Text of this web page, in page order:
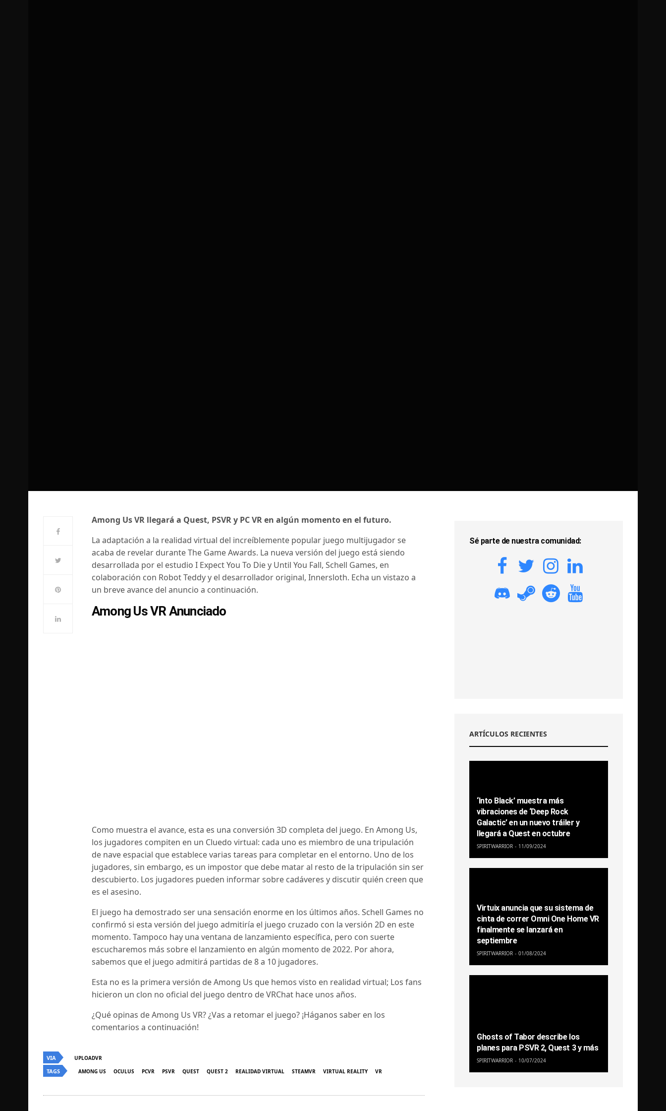
Among Us VR llegará a Quest, PSVR y PC VR en algún momento en el futuro.
La adaptación a la realidad virtual del increíblemente popular juego multijugador se
acaba de revelar durante The Game Awards. La nueva versión del juego está siendo
desarrollada por el estudio I Expect You To Die y Until You Fall, Schell Games, en
colaboración con Robot Teddy y el desarrollador original, Innersloth. Echa un vistazo a
un breve avance del anuncio a continuación.
Among Us VR Anunciado
Como muestra el avance, esta es una conversión 3D completa del juego. En Among Us,
los jugadores compiten en un Cluedo virtual: cada uno es miembro de una tripulación
de nave espacial que establece varias tareas para completar en el entorno. Uno de los
jugadores, sin embargo, es un impostor que debe matar al resto de la tripulación sin ser
descubierto. Los jugadores pueden informar sobre cadáveres y discutir quién creen que
es el asesino.
El juego ha demostrado ser una sensación enorme en los últimos años. Schell Games no
confirmó si esta versión del juego admitiría el juego cruzado con la versión 2D en este
momento. Tampoco hay una ventana de lanzamiento específica, pero con suerte
escucharemos más sobre el lanzamiento en algún momento de 2022. Por ahora,
sabemos que el juego admitirá partidas de 8 a 10 jugadores.
Esta no es la primera versión de Among Us que hemos visto en realidad virtual; Los fans
hicieron un clon no oficial del juego dentro de VRChat hace unos años.
¿Qué opinas de Among Us VR? ¿Vas a retomar el juego? ¡Háganos saber en los
comentarios a continuación!
VIA UPLOADVR
TAGS AMONG US OCULUS PCVR PSVR QUEST QUEST 2 REALIDAD VIRTUAL STEAMVR VIRTUAL REALITY VR
Sé parte de nuestra comunidad:
ARTÍCULOS RECIENTES
‘Into Black’ muestra más
vibraciones de ‘Deep Rock
Galactic’ en un nuevo tráiler y
llegará a Quest en octubre
SPIRITWARRIOR 11/09/2024
Virtuix anuncia que su sistema de
cinta de correr Omni One Home VR
finalmente se lanzará en
septiembre
SPIRITWARRIOR 01/08/2024
Ghosts of Tabor describe los
planes para PSVR 2, Quest 3 y más
SPIRITWARRIOR 10/07/2024